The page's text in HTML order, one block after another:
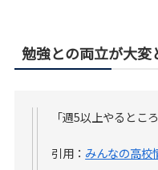
勉強との両立が大変
「週5以上やるとこ
引用： みんなの高校